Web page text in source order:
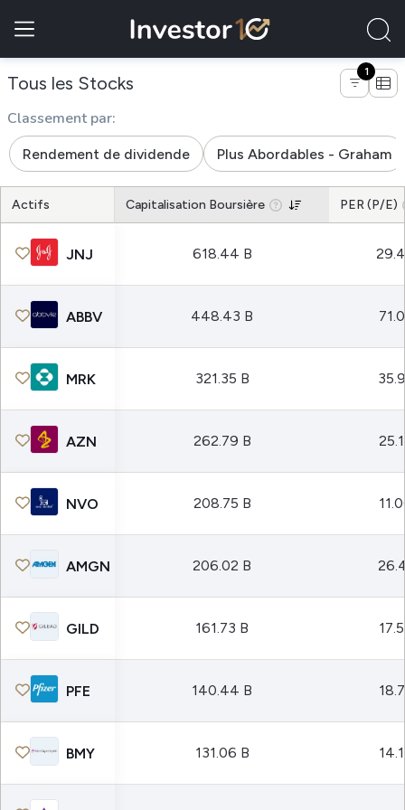
Tous les Stocks de entreprises du secteur 1
Classement par:
Rendement de dividende Plus Abordables - Graham
Actifs Capitalisation Boursière PER (P/E)
JNJ 618.44 B
ABBV 448.43 B
MRK 321.35 B
AZN 262.79 B
NVO 208.75 B
AMGN 206.02 B
GILD 161.73 B
PFE 140.44 B
BMY 131.06 B